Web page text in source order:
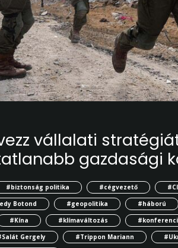
vállalati
gazdasági
#biztonság politika #cégvezető
Botond #geopolitika #háború
#Kína #klímaváltozás
Gergely #Trippon Mariann